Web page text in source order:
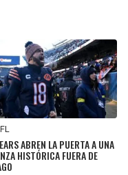
ABREN LA PUERTA A UNA
HISTÓRICA FUERA DE